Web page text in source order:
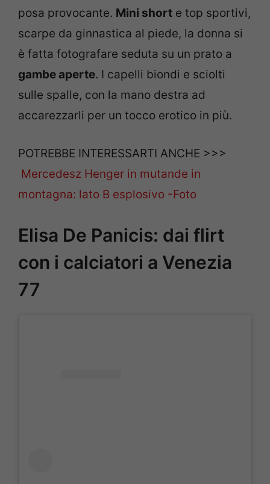
posa provocante. Mini short e top sportivi,
scarpe da ginnastica al piede, la donna si
è fatta fotografare seduta su un prato a
gambe aperte. I capelli biondi e sciolti
sulle spalle, con la mano destra ad
accarezzarli per un tocco erotico in più.
POTREBBE INTERESSARTI ANCHE >>>
Mercedesz Henger in mutande in
montagna: lato B esplosivo -Foto
Elisa De Panicis: dai flirt
con i calciatori a Venezia
77